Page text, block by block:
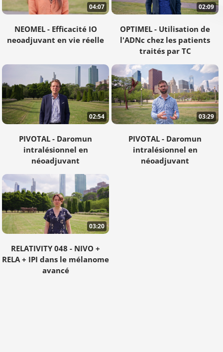
04:07
NEOMEL - Efficacité IO
neoadjuvant en vie réelle
02:09
OPTIMEL - Utilisation de
l'ADNc chez les patients
traités par TC
02:54
PIVOTAL - Daromun
intralésionnel en
néoadjuvant
03:29
PIVOTAL - Daromun
intralésionnel en
néoadjuvant
03:20
RELATIVITY 048 - NIVO +
RELA + IPI dans le mélanome
avancé